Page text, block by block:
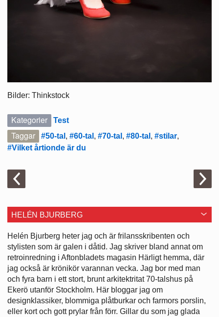
Bilder: Thinkstock
Kategorier Test
Taggar #50-tal , #60-tal , #70-tal , #80-tal , #stilar,
#Vilket årtionde är du
HELÉN BJURBERG
Helén Bjurberg heter jag och är frilansskribenten och
stylisten som är galen i dåtid. Jag skriver bland annat om
retroinredning i Aftonbladets magasin Härligt hemma, där
jag också är krönikör varannan vecka. Jag bor med man
och fyra barn i ett stort, brunt arkitektritat 70-talshus på
Ekerö utanför Stockholm. Här bloggar jag om
designklassiker, blommiga plåtburkar och farmors porslin,
eller kort och gott prylar från förr. Gillar du som jag glada